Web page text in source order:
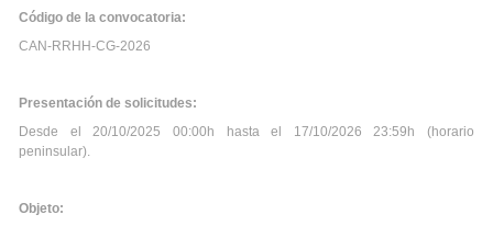
Código de la convocatoria:
CAN-RRHH-CG-2026
Presentación de solicitudes:
Desde el 20/10/2025 00:00h hasta el 17/10/2026 23:59h (horario
peninsular).
Objeto: